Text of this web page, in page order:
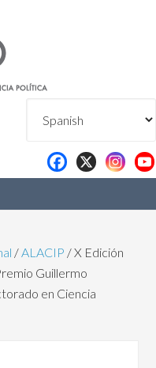
/ALACIP /X Edición
Guillermo
en Ciencia